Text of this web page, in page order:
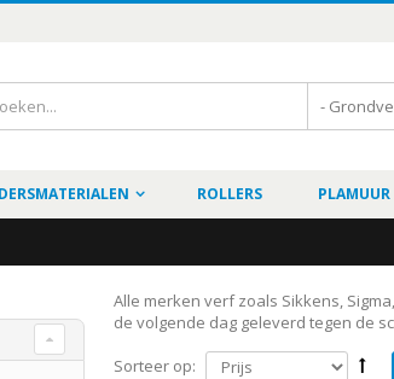
ROLLERS PLAMUUR
Alle merken verf zoals Sikkens,
de volgende dag geleverd tegen de
Sorteer op: